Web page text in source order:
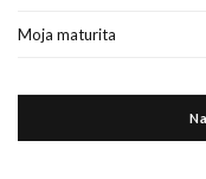
Moja maturita